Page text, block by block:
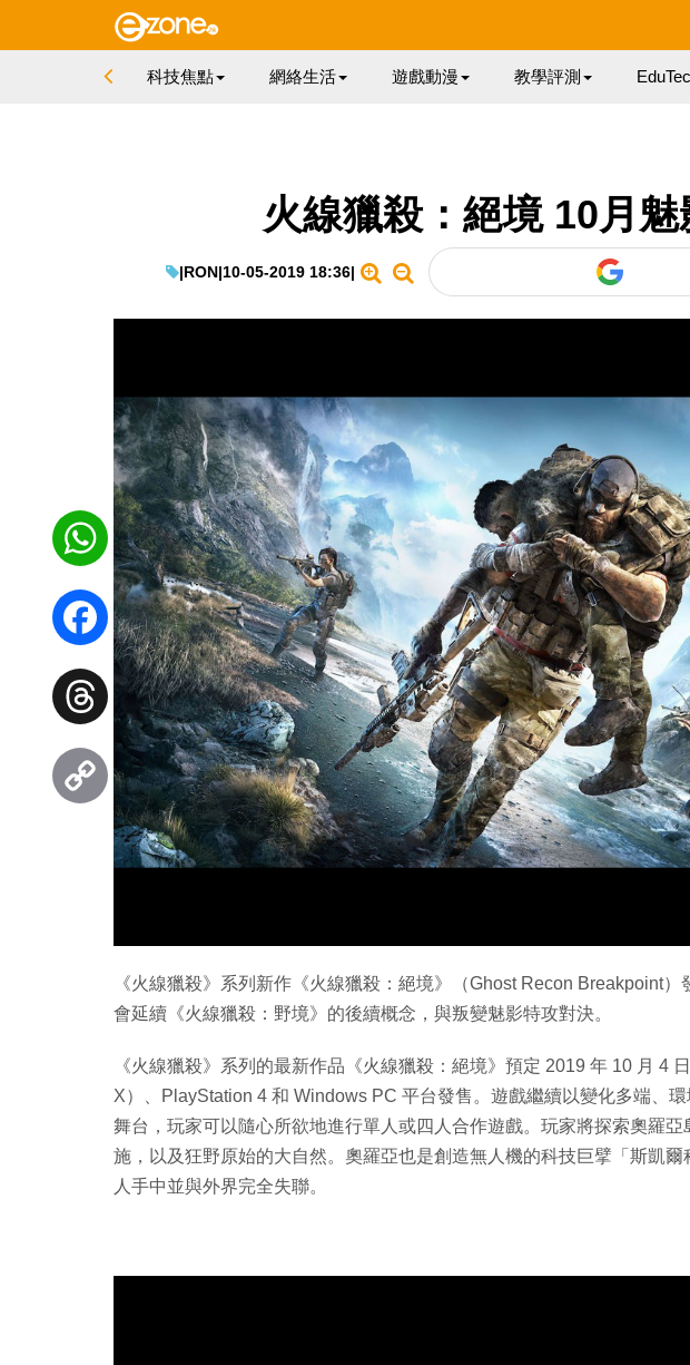
科技焦點 網絡生活 遊戲動漫 教學評測
火線獵殺：絕境 10月
|RON|10-05-2019 18:36|
《火線獵殺》系列新作《火線獵殺：絕境》（Ghost Recon Breakpoint
會延續《火線獵殺：野境》的後續概念，與叛變魅影特攻對決。
《火線獵殺》系列的最新作品《火線獵殺：絕境》預定 2019 年 10 月 4
X）、PlayStation 4 和 Windows PC 平台發售。遊戲繼續以變化多端、
舞台，玩家可以隨心所欲地進行單人或四人合作遊戲。玩家將探索奧羅
施，以及狂野原始的大自然。奧羅亞也是創造無人機的科技巨擘「斯凱
人手中並與外界完全失聯。
WhatsApp
Facebook
Threads
Copy
Link